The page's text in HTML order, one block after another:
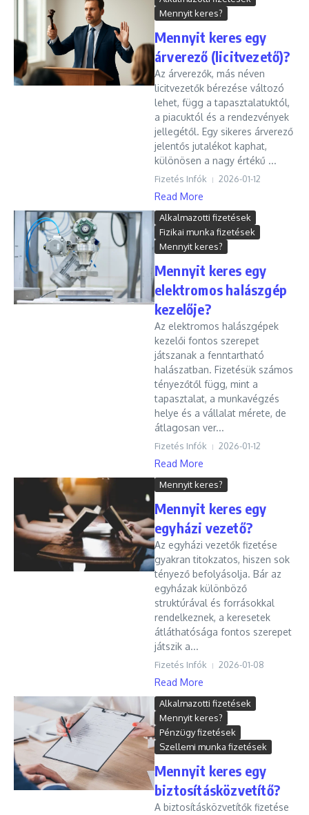
Mennyit keres?
Mennyit keres egy
árverező (licitvezető)?
Az árverezők, más néven
licitvezetők bérezése változó
lehet, függ a tapasztalatuktól,
a piacuktól és a rendezvények
jellegétől. Egy sikeres árverező
jelentős jutalékot kaphat,
különösen a nagy értékű ...
Fizetés Infók 2026-01-12
Read More
Alkalmazotti fizetések
Fizikai munka fizetések
Mennyit keres?
Mennyit keres egy
elektromos halászgép
kezelője?
Az elektromos halászgépek
kezelői fontos szerepet
játszanak a fenntartható
halászatban. Fizetésük számos
tényezőtől függ, mint a
tapasztalat, a munkavégzés
helye és a vállalat mérete, de
átlagosan ver...
Fizetés Infók 2026-01-12
Read More
Mennyit keres?
Mennyit keres egy
egyházi vezető?
Az egyházi vezetők fizetése
gyakran titokzatos, hiszen sok
tényező befolyásolja. Bár az
egyházak különböző
struktúrával és forrásokkal
rendelkeznek, a keresetek
átláthatósága fontos szerepet
játszik a...
Fizetés Infók 2026-01-08
Read More
Alkalmazotti fizetések
Mennyit keres?
Pénzügy fizetések
Szellemi munka fizetések
Mennyit keres egy
biztosításközvetítő?
A biztosításközvetítők fizetése